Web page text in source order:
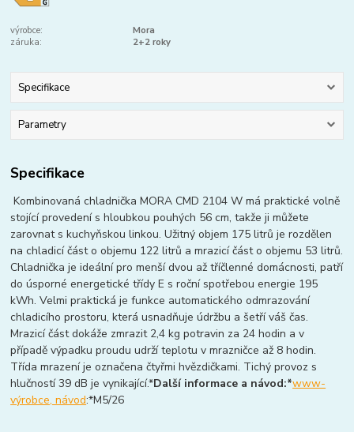
výrobce:
Mora
záruka:
2+2 roky
Specifikace
Parametry
Specifikace
Kombinovaná chladnička MORA CMD 2104 W má praktické volně
stojící provedení s hloubkou pouhých 56 cm, takže ji můžete
zarovnat s kuchyňskou linkou. Užitný objem 175 litrů je rozdělen
na chladicí část o objemu 122 litrů a mrazicí část o objemu 53 litrů.
Chladnička je ideální pro menší dvou až tříčlenné domácnosti, patří
do úsporné energetické třídy E s roční spotřebou energie 195
kWh. Velmi praktická je funkce automatického odmrazování
chladicího prostoru, která usnadňuje údržbu a šetří váš čas.
Mrazicí část dokáže zmrazit 2,4 kg potravin za 24 hodin a v
případě výpadku proudu udrží teplotu v mrazničce až 8 hodin.
Třída mrazení je označena čtyřmi hvězdičkami. Tichý provoz s
hlučností 39 dB je vynikající.*Další informace a návod:*www-
výrobce, návod:*M5/26